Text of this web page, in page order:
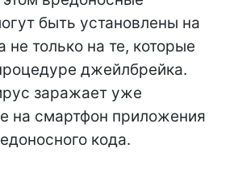
быть установлены на
не только на те, которые
джейлбрейка.
заражает уже
на смартфон приложения
кода.